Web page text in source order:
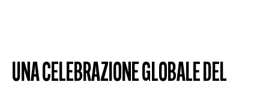
UNA CELEBRAZIONE GLOBALE DEL